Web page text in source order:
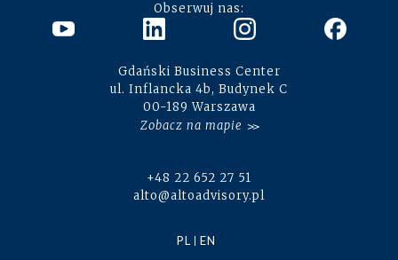
Obserwuj nas:
Gdański Business Center
ul. Inflancka 4b, Budynek C
00-189 Warszawa
Zobacz na mapie
+48 22 652 27 51
alto@altoadvisory.pl
PL EN